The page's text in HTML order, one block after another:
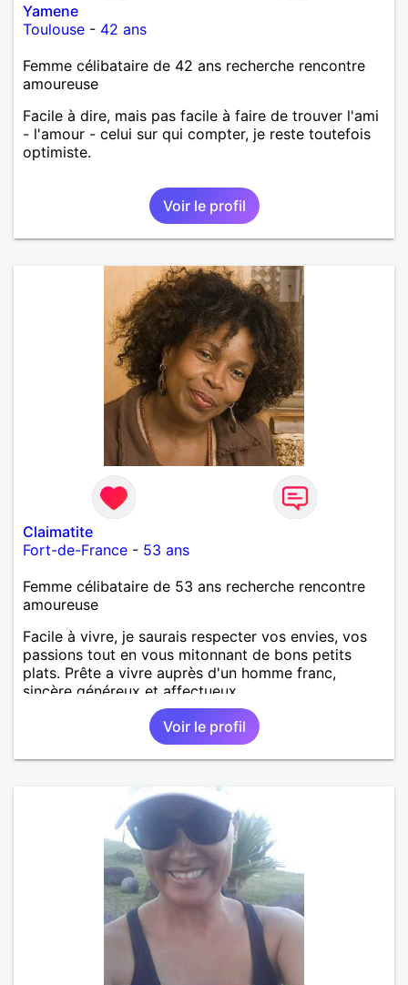
Yamene
Toulouse - 42 ans
Femme célibataire de 42 ans recherche rencontre
amoureuse
Facile à dire, mais pas facile à faire de trouver l'ami
- l'amour - celui sur qui compter, je reste toutefois
optimiste.
Voir le profil
Claimatite
Fort-de-France - 53 ans
Femme célibataire de 53 ans recherche rencontre
amoureuse
Facile à vivre, je saurais respecter vos envies, vos
passions tout en vous mitonnant de bons petits
plats. Prête a vivre auprès d'un homme franc,
sincère généreux et affectueux...
Voir le profil